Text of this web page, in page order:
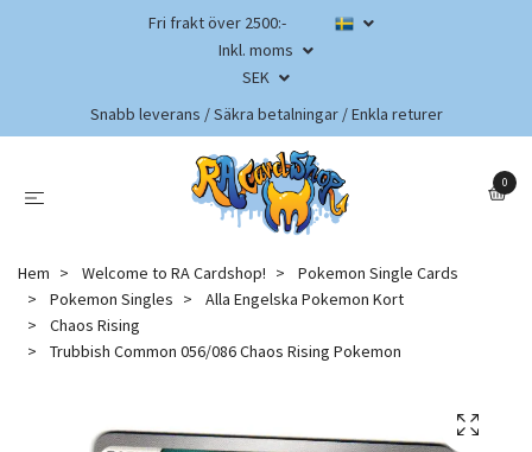
Fri frakt över 2500:-
Inkl. moms
SEK
Snabb leverans / Säkra betalningar / Enkla returer
0
Hem Welcome to RA Cardshop!
Pokemon Single Cards
Pokemon Singles
Alla Engelska Pokemon Kort
Chaos Rising
Trubbish Common 056/086 Chaos Rising Pokemon